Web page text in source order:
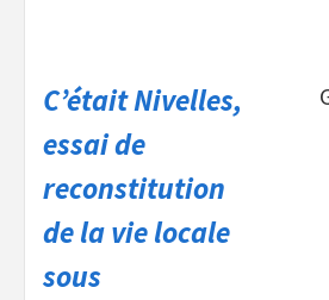
C’était Nivelles,
essai de
reconstitution
de la vie locale
sous